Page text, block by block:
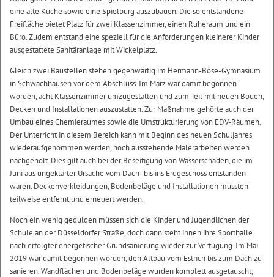
eine alte Küche sowie eine Spielburg auszubauen. Die so entstandene
Freifläche bietet Platz für zwei Klassenzimmer, einen Ruheraum und ein
Büro. Zudem entstand eine speziell für die Anforderungen kleinerer Kinder
ausgestattete Sanitäranlage mit Wickelplatz.
Gleich zwei Baustellen stehen gegenwärtig im Hermann-Böse-Gymnasium
in Schwachhausen vor dem Abschluss. Im März war damit begonnen
worden, acht Klassenzimmer umzugestalten und zum Teil mit neuen Böden,
Decken und Installationen auszustatten. Zur Maßnahme gehörte auch der
Umbau eines Chemieraumes sowie die Umstrukturierung von EDV-Räumen.
Der Unterricht in diesem Bereich kann mit Beginn des neuen Schuljahres
wiederaufgenommen werden, noch ausstehende Malerarbeiten werden
nachgeholt. Dies gilt auch bei der Beseitigung von Wasserschäden, die im
Juni aus ungeklärter Ursache vom Dach- bis ins Erdgeschoss entstanden
waren. Deckenverkleidungen, Bodenbeläge und Installationen mussten
teilweise entfernt und erneuert werden.
Noch ein wenig gedulden müssen sich die Kinder und Jugendlichen der
Schule an der Düsseldorfer Straße, doch dann steht ihnen ihre Sporthalle
nach erfolgter energetischer Grundsanierung wieder zur Verfügung. Im Mai
2019 war damit begonnen worden, den Altbau vom Estrich bis zum Dach zu
sanieren. Wandflächen und Bodenbeläge wurden komplett ausgetauscht,